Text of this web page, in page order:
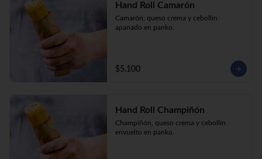
Hand Roll Camarón
Camarón, queso crema y cebollín
apanado en panko.
$5.100
Hand Roll Champiñón
Champiñón, queso crema y cebollín
envuelto en panko.